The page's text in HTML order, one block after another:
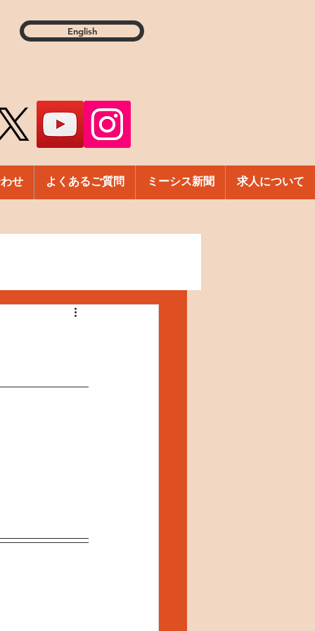
English
せ よくあるご質問 ミーシス新聞 求人について